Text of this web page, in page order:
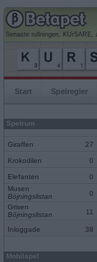
Senaste rullningen, KUrSARE,
Start Spelregler
Spelrum
Giraffen 27
Krokodilen 0
Elefanten
0
Musen
Böjningslistan
0
Grisen
Böjningslistan
11
Inloggade 38
Mobilspel